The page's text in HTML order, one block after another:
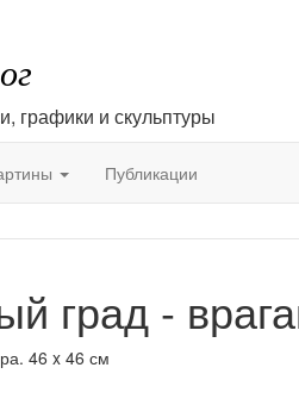
графики и скульптуры
Публикации
град -
46 x 46 см